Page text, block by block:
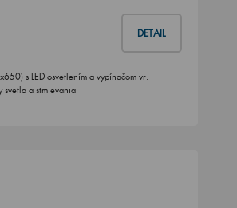
DETAIL
s LED osvetlením a vypínačom vr.
a stmievania